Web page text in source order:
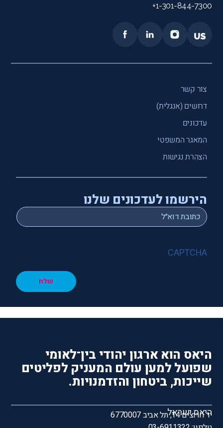
1-301-844-7300+
צור קשר
דרושים (אנגלית)
עדכונים
המאגר המשפטי
הצהרת נגישות
הירשמו לעדכונים שלנו
Email
*
CAPTCHA
שלח
היאס הוא ארגון יהודי בין־לאומי
שפועל למען עולם המעניק לפליטים
שייכות, ביטחון והזדמנויות.
היאס ישראל
יד חרוצים 14, תל אביב 6770007